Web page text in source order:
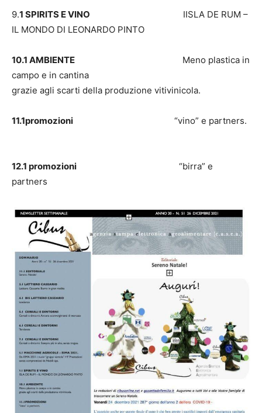
9.1 SPIRITS E VINO IISLA DE RUM –
IL MONDO DI LEONARDO PINTO
10.1 AMBIENTE
Meno plastica in
campo e in cantina
grazie agli scarti della produzione vitivinicola.
11.1promozioni “vino” e partners.
12.1 promozioni
“birra” e
partners